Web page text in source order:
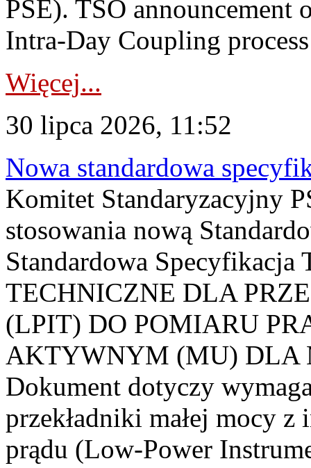
PSE). TSO announcement
Intra-Day Coupling
Więcej...
30 lipca 2026, 11:52
Nowa standardowa
Komitet Standaryzacyjny
stosowania nową
Standardowa
TECHNICZNE DLA
(LPIT) DO POMIARU
AKTYWNYM (MU) DLA
Dokument dotyczy
przekładniki małej mocy
prądu (Low-Power